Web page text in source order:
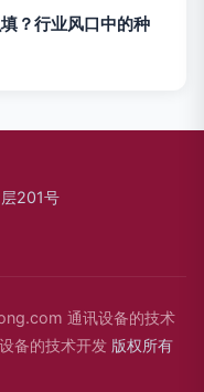
？行业风口中的种
201号
通讯设备的技术
备的技术开发 版权所有